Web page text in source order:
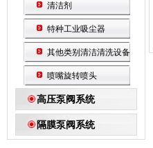
清洁剂
特种工业吸尘器
其他类别清洁清洗设备
喷嘴旋转喷头
高压泵阀系统
隔膜泵阀系统